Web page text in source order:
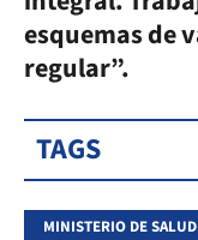
esquemas de
regular”.
TAGS
MINISTERIO DE